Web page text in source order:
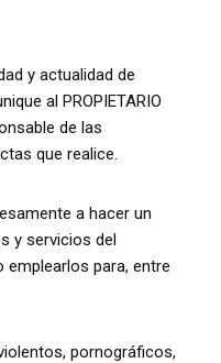
y actualidad de
al PROPIETARIO
de las
que realice.
a hacer un
y servicios del
emplearlos para, entre
pornográficos,